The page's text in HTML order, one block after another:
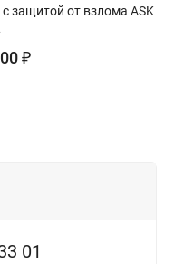
защитой от взлома ASK
₽
01